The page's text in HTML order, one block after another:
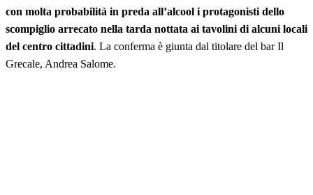
con molta probabilità in preda all’alcool i protagonisti dello
scompiglio arrecato nella tarda nottata ai tavolini di alcuni locali
del centro cittadini. La conferma è giunta dal titolare del bar Il
Grecale, Andrea Salome.